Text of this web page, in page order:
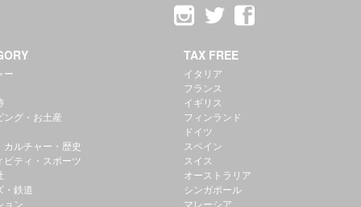
ー
ング・お土産
カルチャー・歴史
ビティ・スポーツ
・鉄道
ョン
TAX FREE
イタリア
フランス
イギリス
フィンランド
ドイツ
スペイン
スイス
オーストラリア
シンガポール
マレーシア